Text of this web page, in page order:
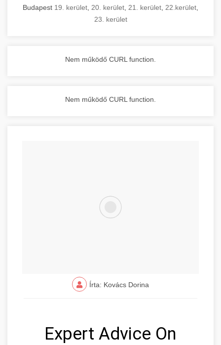
Budapest 19. kerület 20. kerület 21. kerület 22.kerület
23. kerület
Nem működő CURL function.
Nem működő CURL function.
Írta: Kovács Dorina
Expert Advice On